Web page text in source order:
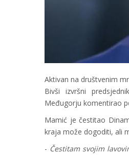
Aktivan na društvenim
Bivši izvršni
Međugorju komentirao
Mamić je čestitao
kraja može dogoditi, ali
- Čestitam svojim